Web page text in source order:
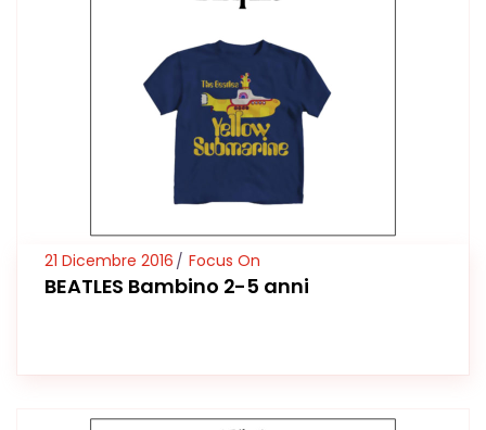
21 Dicembre 2016 Focus On
BEATLES Bambino 2-5 anni